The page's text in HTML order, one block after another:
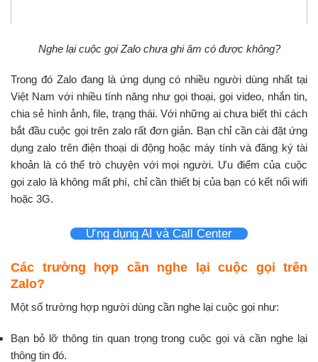
Nghe lại cuộc gọi Zalo chưa ghi âm có được không?
Trong đó Zalo đang là ứng dụng có nhiều người dùng nhất tại
Việt Nam với nhiều tính năng như gọi thoại, gọi video, nhắn tin,
chia sẻ hình ảnh, file, trạng thái. Với những ai chưa biết thì cách
bắt đầu cuộc gọi trên zalo rất đơn giản. Bạn chỉ cần cài đặt ứng
dụng zalo trên điện thoại di động hoặc máy tính và đăng ký tài
khoản là có thể trò chuyện với mọi người. Ưu điểm của cuộc
gọi zalo là không mất phí, chỉ cần thiết bị của bạn có kết nối wifi
hoặc 3G.
Ứng dụng AI và Call Center
Các trường hợp cần nghe lại cuộc gọi trên
Zalo?
Một số trường hợp người dùng cần nghe lại cuộc gọi như:
Bạn bỏ lỡ thông tin quan trọng trong cuộc gọi và cần nghe lại
thông tin đó.